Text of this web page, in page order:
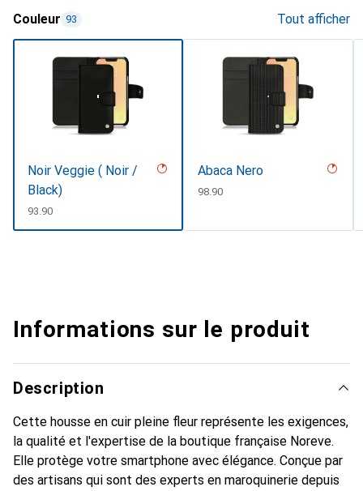
Couleur 93 Tout afficher
Noir Veggie ( Noir /
Black)
CHF
93.90
Abaca Nero
CHF
98.90
Informations sur le produit
Description
Cette housse en cuir pleine fleur représente les exigences,
la qualité et l'expertise de la boutique française Noreve.
Elle protège votre smartphone avec élégance. Conçue par
des artisans qui sont des experts en maroquinerie depuis